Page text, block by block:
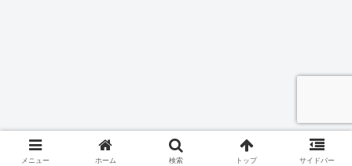
メニュー ホーム 検索 トップ サイドバー